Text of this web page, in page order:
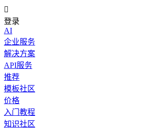

登录
AI
企业服务
解决方案
API服务
推荐
模板社区
价格
入门教程
知识社区